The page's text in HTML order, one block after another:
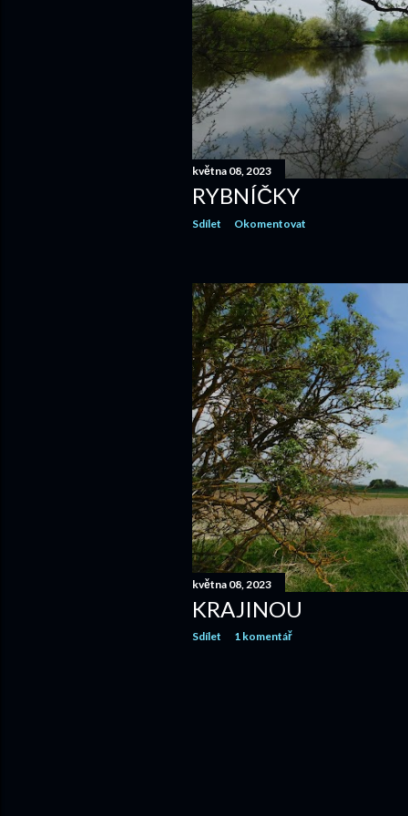
května 08, 2023
RYBNÍČKY
Sdílet Okomentovat
května 08, 2023
KRAJINOU
Sdílet 1 komentář